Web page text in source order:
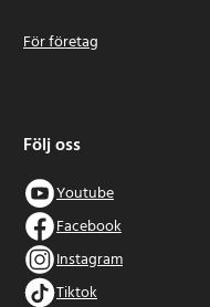
För företag
Följ oss
Youtube
Facebook
Instagram
Tiktok